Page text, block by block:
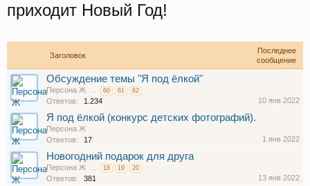
приходит Новый Год!
Заголовок
Последнее
сообщение
Обсуждение темы "Я под ёлкой"
Персона Ж ... 60 61 62
Ответов: 1.234 10 янв 2022
Я под ёлкой (конкурс детских фотографий).
Персона Ж
Ответов:
17 1 янв 2022
Новогодний подарок для друга
Персона Ж ... 18 19 20
Ответов: 381 13 янв 2022